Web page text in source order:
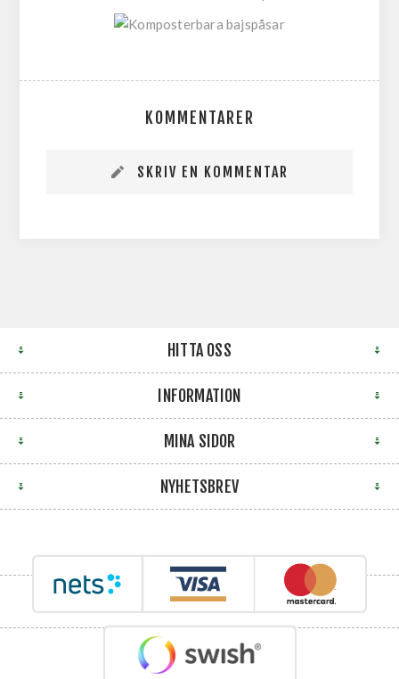
KOMMENTARER
SKRIV EN KOMMENTAR
HITTA OSS
INFORMATION
MINA SIDOR
NYHETSBREV